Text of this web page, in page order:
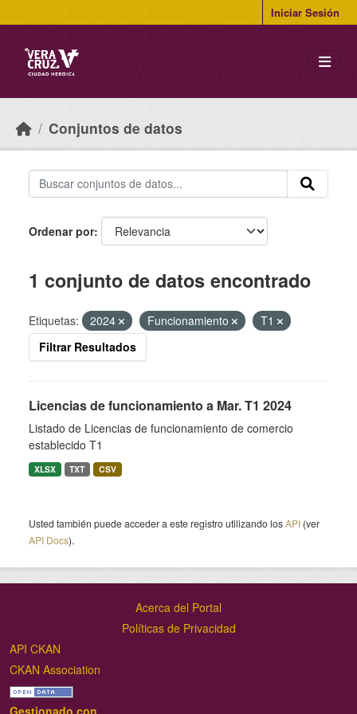
Iniciar Sesión
Conjuntos de datos
Ordenar por
1 conjunto de datos encontrado
Etiquetas: 2024 Funcionamiento
T1
Filtrar Resultados
Licencias de funcionamiento a Mar. T1 2024
Listado de Licencias de funcionamiento de comercio
establecido T1
XLSX TXT CSV
Usted también puede acceder a este registro utilizando losAPI (ver
API Docs).
Acerca del Portal
Políticas de Privacidad
API CKAN
CKAN Association
Gestionado con